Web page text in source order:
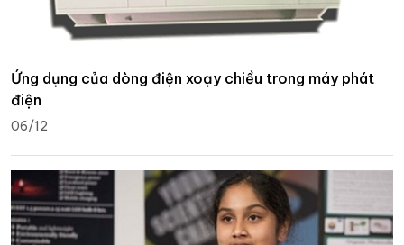
Ứng dụng của dòng điện xoạy chiều trong máy phát
điện
06/12